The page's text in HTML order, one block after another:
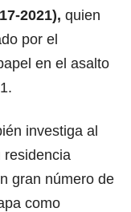
2021), quien
por el
en el asalto
investiga al
residencia
gran número de
como